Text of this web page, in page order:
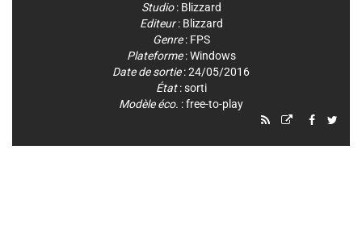
Studio: Blizzard
Editeur: Blizzard
Genre: FPS
Plateforme:Windows
Date de sortie: 24/05/2016
État: sorti
Modèle éco. : free-to-play